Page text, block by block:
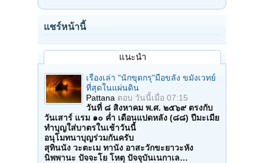
แชร์หน้านี้
แนะนำ
เรื่องเล่า "นักขุดกรุ"มือขลัง ขมังเวทย์
ที่สุดในแผ่นดิน
Pattana ตอบ วันนี้เมื่อ 07:15
วันที่ ๘ สิงหาคม พ.ศ. ๒๕๖๙ ตรงกับ
วันเสาร์ แรม ๑๐ ค่ำ เดือนแปดหลัง (๘๘) ปีมะเมีย
ทำบุญใส่บาตรในเช้าวันนี้
อนุโมทนาบุญร่วมกันครับ
สุทินนัง วะตะเม ทานัง อาสะวักขะยาวะหัง
นิพพานะ ปัจจะโย โหตุ ปัจจุบันเนกาเล…